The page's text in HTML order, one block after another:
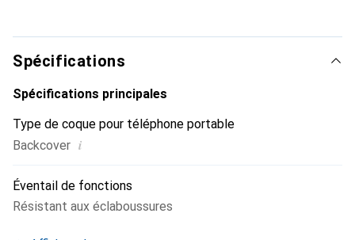
Spécifications
Spécifications principales
Type de coque pour téléphone portable
Backcover i
Éventail de fonctions
Résistant aux éclaboussures